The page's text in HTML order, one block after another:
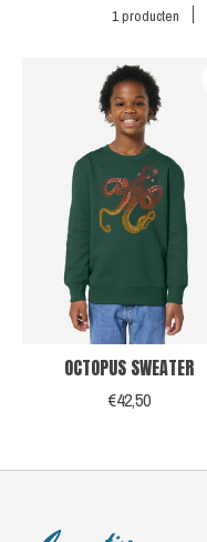
1 producten
OCTOPUS SWEATER
€42,50